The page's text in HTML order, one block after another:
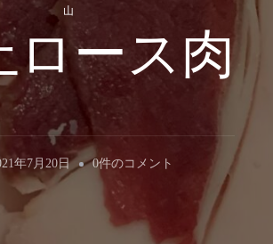
山
ロース肉
年7月20日
極
0件のコメント